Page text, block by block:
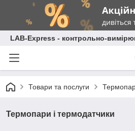
LAB-Express - контрольно-
Товари та послуги
Термопари і термодатчики